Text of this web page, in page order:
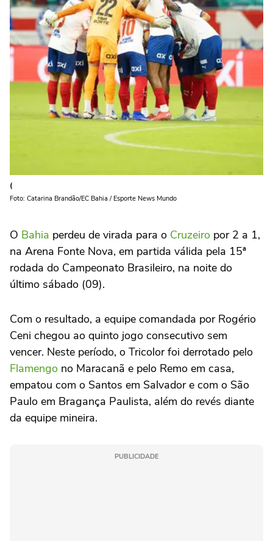
(
Foto: Catarina Brandão/EC Bahia / Esporte News Mundo
O Bahia perdeu de virada para o Cruzeiro por 2 a 1,
na Arena Fonte Nova, em partida válida pela 15ª
rodada do Campeonato Brasileiro, na noite do
último sábado (09).
Com o resultado, a equipe comandada por Rogério
Ceni chegou ao quinto jogo consecutivo sem
vencer. Neste período, o Tricolor foi derrotado pelo
Flamengo no Maracanã e pelo Remo em casa,
empatou com o Santos em Salvador e com o São
Paulo em Bragança Paulista, além do revés diante
da equipe mineira.
PUBLICIDADE